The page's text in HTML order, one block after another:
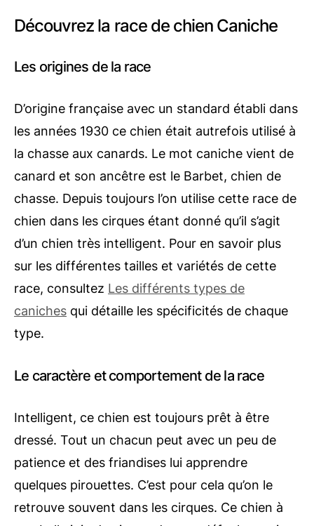
Découvrez la race de chien Caniche
Les origines de la race
D’origine française avec un standard établi dans
les années 1930 ce chien était autrefois utilisé à
la chasse aux canards. Le mot caniche vient de
canard et son ancêtre est le Barbet, chien de
chasse. Depuis toujours l’on utilise cette race de
chien dans les cirques étant donné qu’il s’agit
d’un chien très intelligent. Pour en savoir plus
sur les différentes tailles et variétés de cette
race, consultez Les différents types de
caniches qui détaille les spécificités de chaque
type.
Le caractère et comportement de la race
Intelligent, ce chien est toujours prêt à être
dressé. Tout un chacun peut avec un peu de
patience et des friandises lui apprendre
quelques pirouettes. C’est pour cela qu’on le
retrouve souvent dans les cirques. Ce chien à